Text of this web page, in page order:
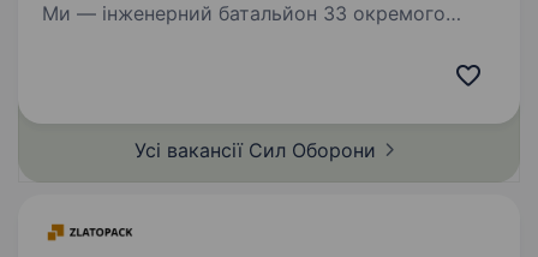
Ми — інженерний батальйон 33 окремого
роботу наших підрозділів. Сьогодні
ми шукаємо…Усі вакансії Сил Оборони